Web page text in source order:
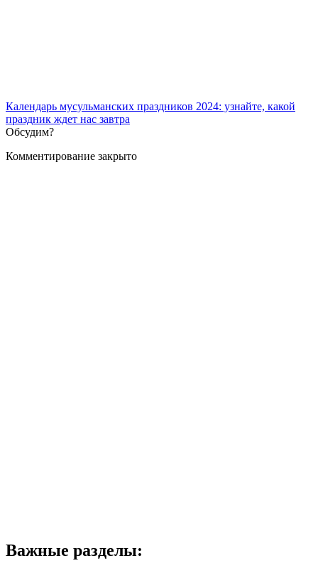
Календарь мусульманских праздников 2024: узнайте, какой
праздник ждет нас завтра
Обсудим?
Комментирование закрыто
Важные разделы: